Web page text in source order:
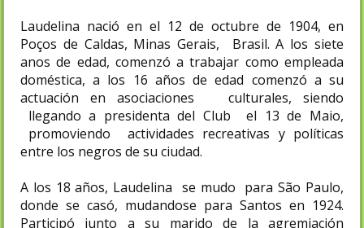
Laudelina nació en el 12 de octubre de 1904, en
Poços de Caldas, Minas Gerais, Brasil. A los siete
anos de edad, comenzó a trabajar como empleada
doméstica, a los 16 años de edad comenzó a su
actuación en asociaciones culturales, siendo
llegando a presidenta del Club el 13 de Maio,
promoviendo actividades recreativas y políticas
entre los negros de su ciudad.
A los 18 años, Laudelina se mudo para São Paulo,
donde se casó, mudandose para Santos en 1924.
Participó junto a su marido de la agremiación